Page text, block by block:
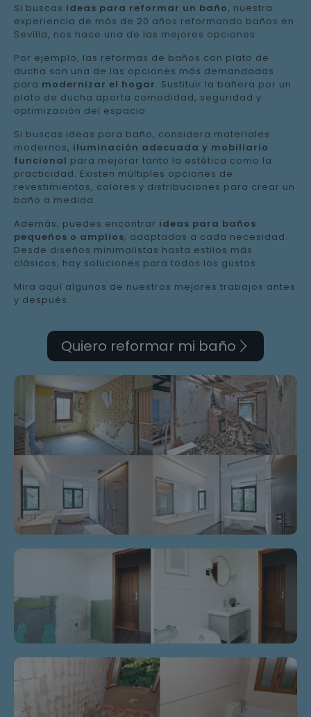
Si buscas ideas para reformar un baño, nuestra
experiencia de más de 20 años reformando baños en
Sevilla, nos hace una de las mejores opciones.
Por ejemplo, las reformas de baños con plato de
ducha son una de las opciones más demandadas
para modernizar el hogar. Sustituir la bañera por un
plato de ducha aporta comodidad, seguridad y
optimización del espacio.
Si buscas ideas para baño, considera materiales
modernos, iluminación adecuada y mobiliario
funcional para mejorar tanto la estética como la
practicidad. Existen múltiples opciones de
revestimientos, colores y distribuciones para crear un
baño a medida.
Además, puedes encontrar ideas para baños
pequeños o amplios, adaptadas a cada necesidad.
Desde diseños minimalistas hasta estilos más
clásicos, hay soluciones para todos los gustos.
Mira aquí algunos de nuestros mejores trabajos antes
y después.
Quiero reformar mi baño